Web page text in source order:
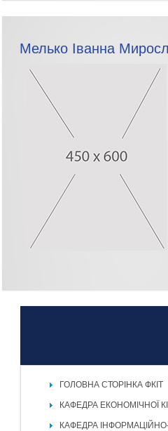
Мелько Іванна
ГОЛОВНА СТОРІНКА ФКІТ
КАФЕДРА ЕКОНОМІЧНОЇ
КАФЕДРА